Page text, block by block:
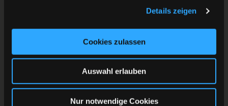
Details zeigen
Cookies zulassen
Auswahl erlauben
Nur notwendige Cookies